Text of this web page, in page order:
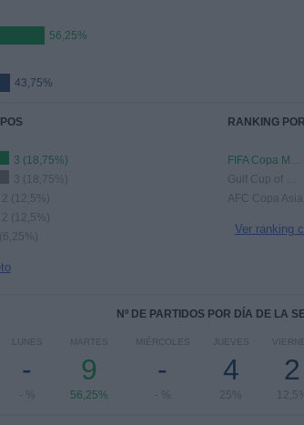
56,25%
43,75%
3 (18,75%)
3 (18,75%)
2 (12,5%)
2 (12,5%)
(6,25%)
RANKING
FIFA Copa Mundial 2026
AFC Copa Asia
Ver ranking
Nº DE PARTIDOS POR DÍA DE LA
LUNES
-
- %
MARTES
9
56,25%
MIÉRCOLES
-
- %
JUEVES
4
25%
2
12,5%